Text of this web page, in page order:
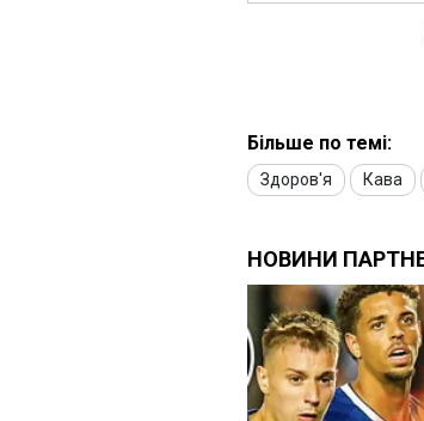
Більше по темі:
Здоров'я Кава